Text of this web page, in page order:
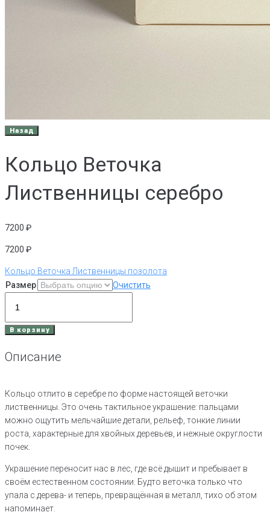
Кольцо Веточка
Лиственницы серебро
7200 ₽
7200 ₽
Кольцо Веточка Лиственницы позолота
Размер
Очистить
товара
Кольцо
Веточка
Лиственницы
серебро
В корзину
Описание
Кольцо отлито в серебре по форме настоящей веточки
лиственницы. Это очень тактильное украшение: пальцами
можно ощутить мельчайшие детали, рельеф, тонкие линии
роста, характерные для хвойных деревьев, и нежные округлости
почек.
Украшение переносит нас в лес, где всё дышит и пребывает в
своём естественном состоянии. Будто веточка только что
упала с дерева- и теперь, превращённая в металл, тихо об этом
напоминает.